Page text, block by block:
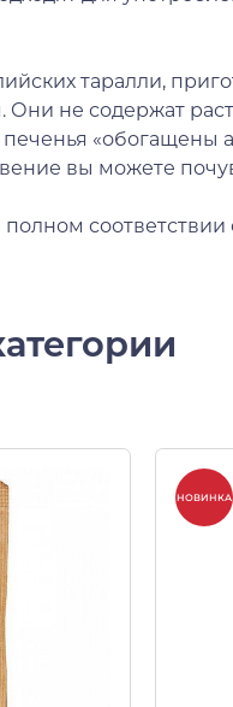
таралли,
Они не содержат
печенья «обогащены
вы можете
полном
НОВИНКА